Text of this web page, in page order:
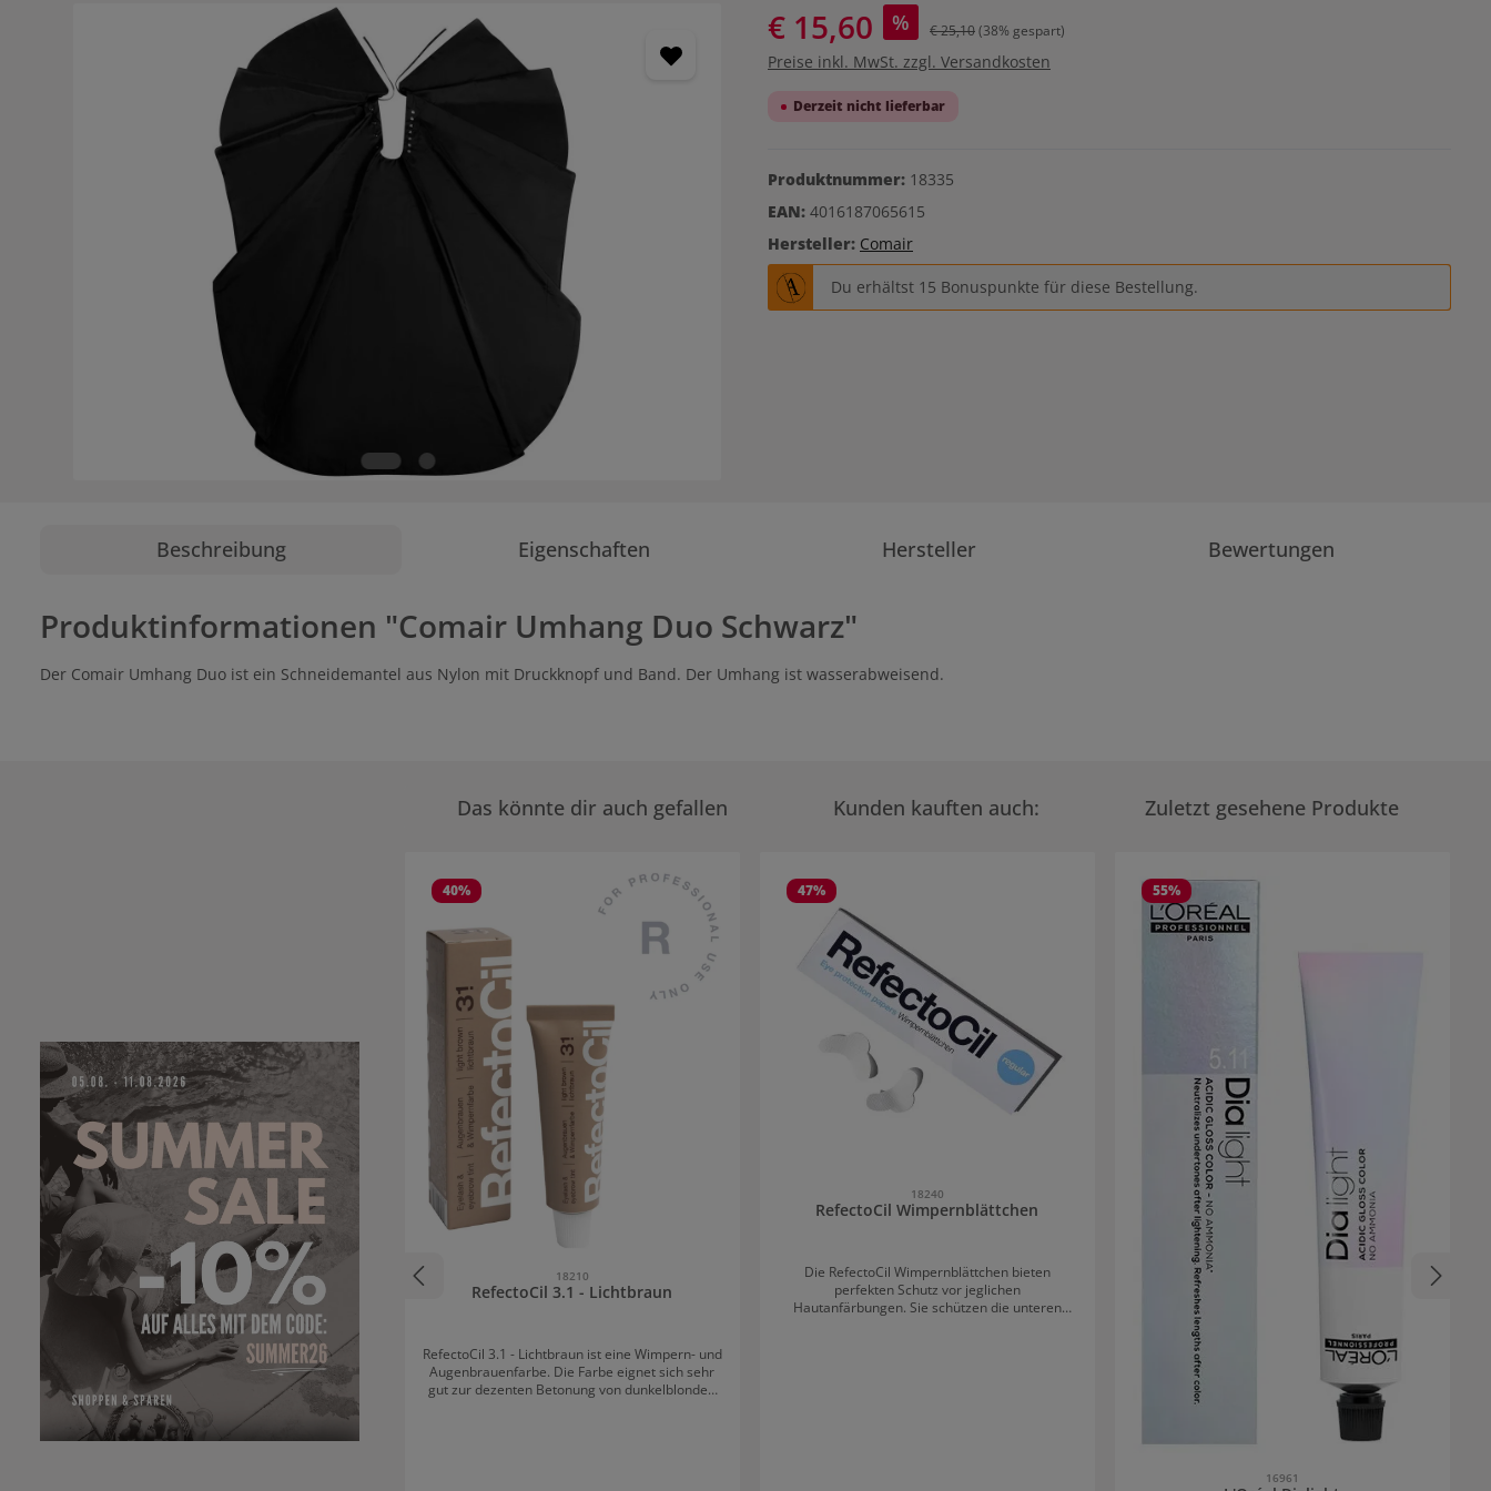
€ 15,60 % € 25,10(38% gespart)
Preise inkl. MwSt. zzgl. Versandkosten
Derzeit nicht lieferbar
Produktnummer: 18335
EAN: 4016187065615
Hersteller: Comair
Du erhältst 15 Bonuspunkte für diese Bestellung.
Beschreibung Eigenschaften Hersteller Bewertungen
Produktinformationen "Comair Umhang Duo Schwarz"
Der Comair Umhang Duo ist ein Schneidemantel aus Nylon mit Druckknopf und Band. Der Umhang ist wasserabweisend.
Das könnte dir auch gefallen Kunden kauften auch: Zuletzt gesehene Produkte
40%
18210
RefectoCil 3.1 - Lichtbraun
RefectoCil 3.1 - Lichtbraun ist eine Wimpern- und
Augenbrauenfarbe. Die Farbe eignet sich sehr
gut zur dezenten Betonung von dunkelblonden
47%
18240
RefectoCil Wimpernblättchen
Die RefectoCil Wimpernblättchen bieten
perfekten Schutz vor jeglichen
Hautanfärbungen. Sie schützen die unteren
55%
16961